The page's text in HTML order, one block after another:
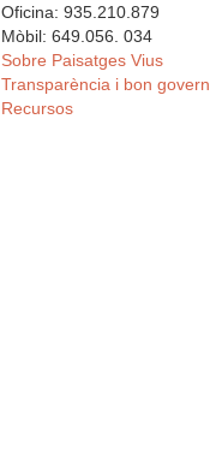
Oficina: 935.210.879
Mòbil: 649.056. 034
Sobre Paisatges Vius
Transparència i bon govern
Recursos